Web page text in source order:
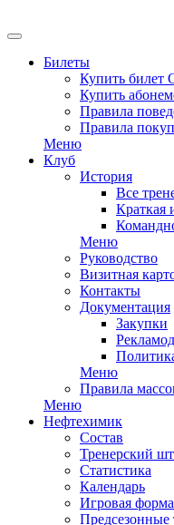
Билеты
Купить билет
Купить
Правила
Правила
Меню
Клуб
История
Все
Краткая
Меню
Руководство
Визитная
Контакты
Документация
Закупки
Меню
Правила
Меню
Нефтехимик
Состав
Тренерский
Статистика
Календарь
Игровая форма